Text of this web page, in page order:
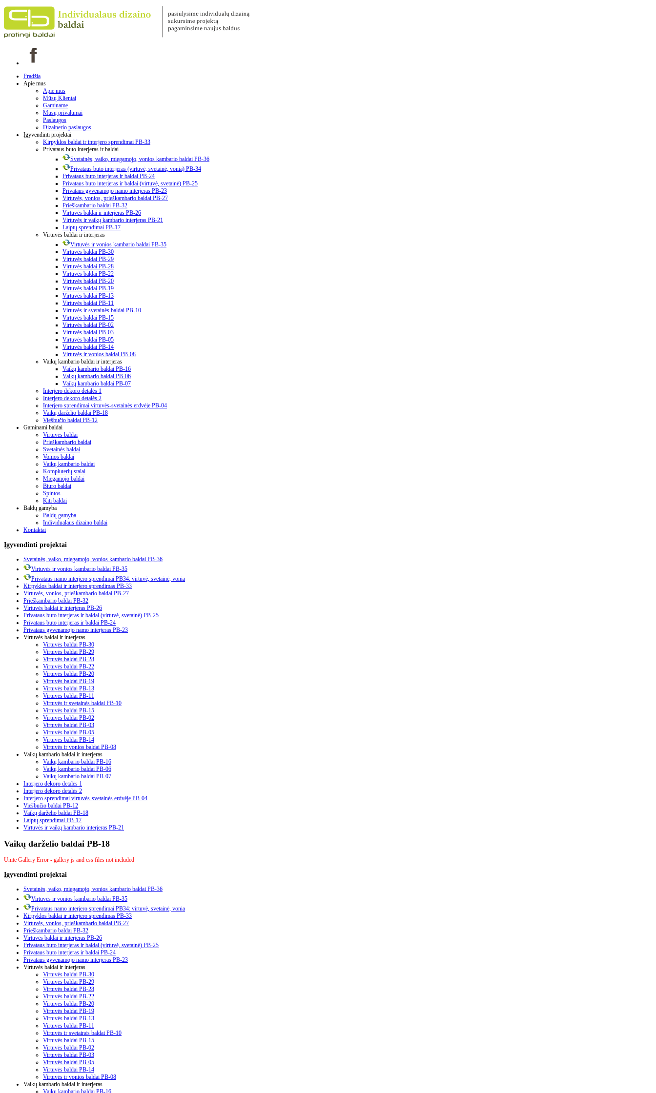
Pradžia
Apie mus
Apie mus
Mūsų Klientai
Gaminame
Mūsų privalumai
Paslaugos
Dizainerio paslaugos
Įgyvendinti projektai
Kirpyklos baldai ir interjero sprendimai PB-33
Privataus buto interjeras ir baldai
Svetainės, vaiko, miegamojo, vonios kambario baldai PB-36
Privataus buto interjeras (virtuvė, svetainė, vonia) PB-34
Privataus buto interjeras ir baldai PB-24
Privataus buto interjeras ir baldai (virtuvė, svetainė) PB-25
Privataus gyvenamojo namo interjeras PB-23
Virtuvės, vonios, prieškambario baldai PB-27
Prieškambario baldai PB-32
Virtuvės baldai ir interjeras PB-26
Virtuvės ir vaikų kambario interjeras PB-21
Laiptų sprendimai PB-17
Virtuvės baldai ir interjeras
Virtuvės ir vonios kambario baldai PB-35
Virtuvės baldai PB-30
Virtuvės baldai PB-29
Virtuvės baldai PB-28
Virtuvės baldai PB-22
Virtuvės baldai PB-20
Virtuvės baldai PB-19
Virtuvės baldai PB-13
Virtuvės baldai PB-11
Virtuvės ir svetainės baldai PB-10
Virtuvės baldai PB-15
Virtuvės baldai PB-02
Virtuvės baldai PB-03
Virtuvės baldai PB-05
Virtuvės baldai PB-14
Virtuvės ir vonios baldai PB-08
Vaikų kambario baldai ir interjeras
Vaikų kambario baldai PB-16
Vaikų kambario baldai PB-06
Vaikų kambario baldai PB-07
Interjero dekoro detalės 1
Interjero dekoro detalės 2
Interjero sprendimai virtuvės-svetainės erdvėje PB-04
Vaikų darželio baldai PB-18
Viešbučio baldai PB-12
Gaminami baldai
Virtuvės baldai
Prieškambario baldai
Svetainės baldai
Vonios baldai
Vaikų kambario baldai
Kompiuterių stalai
Miegamojo baldai
Biuro baldai
Spintos
Kiti baldai
Baldų gamyba
Baldų gamyba
Individualaus dizaino baldai
Kontaktai
Įgyvendinti projektai
Svetainės, vaiko, miegamojo, vonios kambario baldai PB-36
Virtuvės ir vonios kambario baldai PB-35
Privataus namo interjero sprendimai PB34: virtuvė, svetainė, vonia
Kirpyklos baldai ir interjero sprendimas PB-33
Virtuvės, vonios, prieškambario baldai PB-27
Prieškambario baldai PB-32
Virtuvės baldai ir interjeras PB-26
Privataus buto interjeras ir baldai (virtuvė, svetainė) PB-25
Privataus buto interjeras ir baldai PB-24
Privataus gyvenamojo namo interjeras PB-23
Virtuvės baldai ir interjeras
Virtuvės baldai PB-30
Virtuvės baldai PB-29
Virtuvės baldai PB-28
Virtuvės baldai PB-22
Virtuvės baldai PB-20
Virtuvės baldai PB-19
Virtuvės baldai PB-13
Virtuvės baldai PB-11
Virtuvės ir svetainės baldai PB-10
Virtuvės baldai PB-15
Virtuvės baldai PB-02
Virtuvės baldai PB-03
Virtuvės baldai PB-05
Virtuvės baldai PB-14
Virtuvės ir vonios baldai PB-08
Vaikų kambario baldai ir interjeras
Vaikų kambario baldai PB-16
Vaikų kambario baldai PB-06
Vaikų kambario baldai PB-07
Interjero dekoro detalės 1
Interjero dekoro detalės 2
Interjero sprendimai virtuvės-svetainės erdvėje PB-04
Viešbučio baldai PB-12
Vaikų darželio baldai PB-18
Laiptų sprendimai PB-17
Virtuvės ir vaikų kambario interjeras PB-21
Vaikų darželio baldai PB-18
Unite Gallery Error - gallery js and css files not included
Įgyvendinti projektai
Svetainės, vaiko, miegamojo, vonios kambario baldai PB-36
Virtuvės ir vonios kambario baldai PB-35
Privataus namo interjero sprendimai PB34: virtuvė, svetainė, vonia
Kirpyklos baldai ir interjero sprendimas PB-33
Virtuvės, vonios, prieškambario baldai PB-27
Prieškambario baldai PB-32
Virtuvės baldai ir interjeras PB-26
Privataus buto interjeras ir baldai (virtuvė, svetainė) PB-25
Privataus buto interjeras ir baldai PB-24
Privataus gyvenamojo namo interjeras PB-23
Virtuvės baldai ir interjeras
Virtuvės baldai PB-30
Virtuvės baldai PB-29
Virtuvės baldai PB-28
Virtuvės baldai PB-22
Virtuvės baldai PB-20
Virtuvės baldai PB-19
Virtuvės baldai PB-13
Virtuvės baldai PB-11
Virtuvės ir svetainės baldai PB-10
Virtuvės baldai PB-15
Virtuvės baldai PB-02
Virtuvės baldai PB-03
Virtuvės baldai PB-05
Virtuvės baldai PB-14
Virtuvės ir vonios baldai PB-08
Vaikų kambario baldai ir interjeras
Vaikų kambario baldai PB-16